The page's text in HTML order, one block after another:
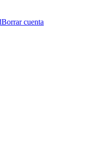
Borrar cuenta